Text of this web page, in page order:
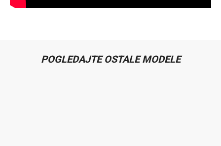
POGLEDAJTE OSTALE MODELE